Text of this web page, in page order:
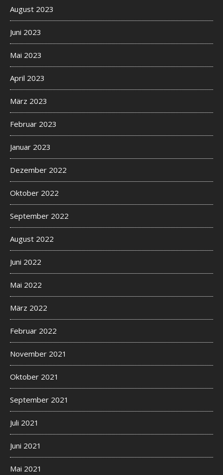
August 2023
Juni 2023
Mai 2023
April 2023
März 2023
Februar 2023
Januar 2023
Dezember 2022
Oktober 2022
September 2022
August 2022
Juni 2022
Mai 2022
März 2022
Februar 2022
November 2021
Oktober 2021
September 2021
Juli 2021
Juni 2021
Mai 2021